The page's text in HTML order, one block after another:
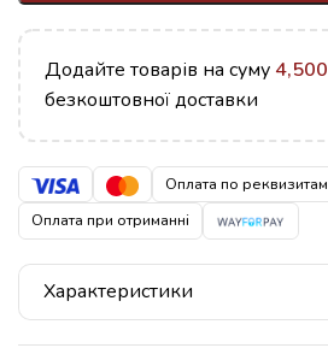
Додайте товарів на суму 4,500
безкоштовної доставки
Оплата по реквизитам
Оплата при отриманні
Характеристики